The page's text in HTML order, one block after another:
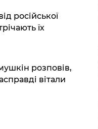
російської
їх
розповів,
вітали